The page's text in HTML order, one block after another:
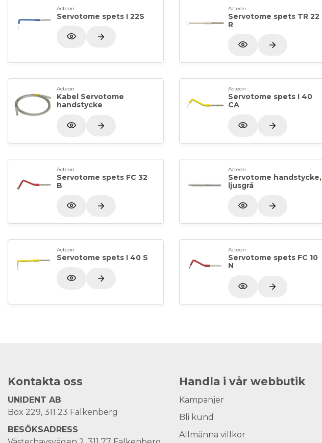
•
• Box
•
Acteon
Servotome spets I 22S
Acteon
Servotome spets TR 22
R
Acteon
Kabel Servotome
handstycke
Acteon
Servotome spets I 40
CA
Acteon
Servotome spets FC 32
B
Acteon
Servotome handstycke,
ljusgrå
Acteon
Servotome spets I 40 S
Acteon
Servotome spets FC 10
N
Kontakta oss
UNIDENT AB
Box 229, 311 23 Falkenberg
BESÖKSADRESS
Handla i vår webbutik
Kampanjer
Bli kund
Allmänna villkor